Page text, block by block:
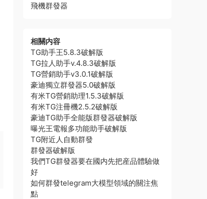
飛機群發器
相關内容
TG助手王5.8.3破解版
TG拉人助手v.4.8.3破解版
TG營銷助手v3.0.1破解版
豪迪獨立群發器5.0破解版
有米TG營銷助理1.5.3破解版
有米TG注冊機2.5.2破解版
豪迪TG助手全能版群發器破解版
曝光王電報多功能助手破解版
TG附近人自動群發
群發器破解版
我們TG群發器要在國内先把産品體驗做
好
如何群發telegram大模型領域的關注焦
點